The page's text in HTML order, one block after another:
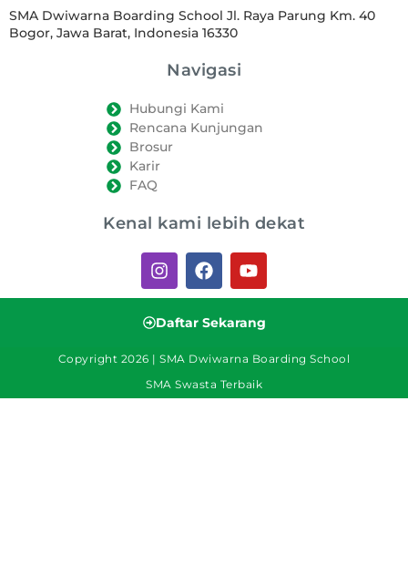
SMA Dwiwarna Boarding School Jl. Raya Parung Km. 40
Bogor, Jawa Barat, Indonesia 16330
Navigasi
Hubungi Kami
Rencana Kunjungan
Brosur
Karir
FAQ
Kenal kami lebih dekat
Daftar Sekarang
Copyright 2026 | SMA Dwiwarna Boarding School
SMA Swasta Terbaik